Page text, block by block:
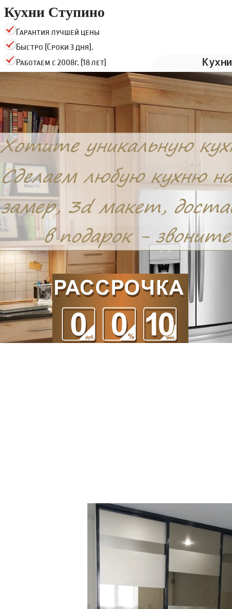
Кухни Ступино
Гарантия лучшей цены
Быстро (Сроки 3 дня).
Работаем с 2008г. (18 лет)
Кухни